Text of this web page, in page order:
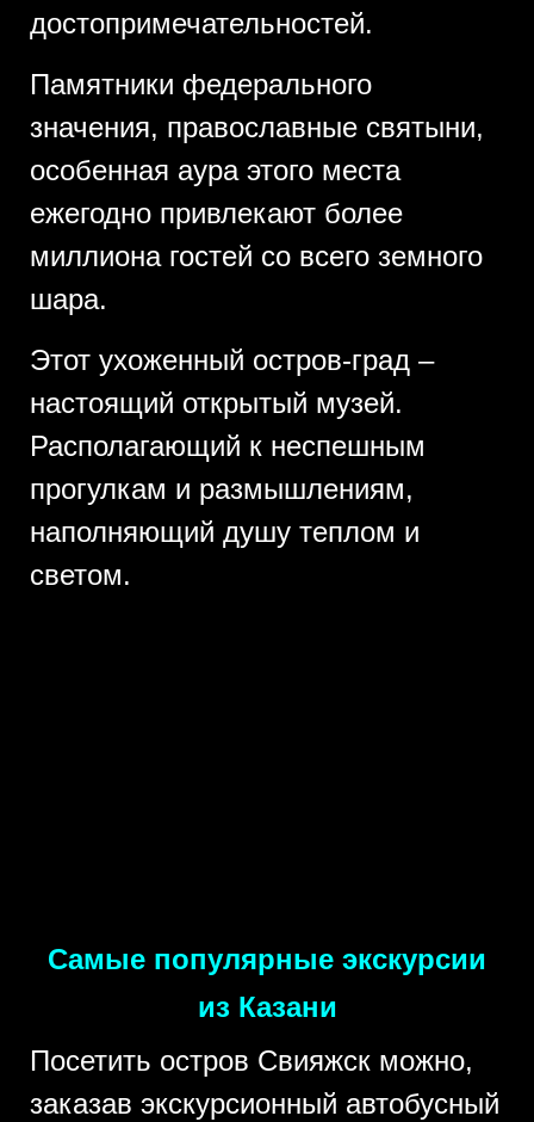
достопримечательностей.
Памятники федерального
значения, православные святыни,
особенная аура этого места
ежегодно привлекают более
миллиона гостей со всего земного
шара.
Этот ухоженный остров-град –
настоящий открытый музей.
Располагающий к неспешным
прогулкам и размышлениям,
наполняющий душу теплом и
светом.
Самые популярные экскурсии
из Казани
Посетить остров Свияжск можно,
заказав экскурсионный автобусный